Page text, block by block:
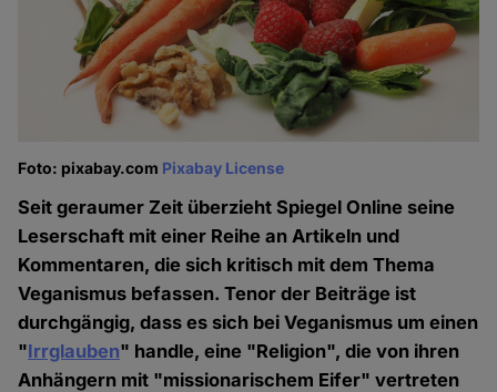
Foto: pixabay.com Pixabay License
Seit geraumer Zeit überzieht Spiegel Online seine
Leserschaft mit einer Reihe an Artikeln und
Kommentaren, die sich kritisch mit dem Thema
Veganismus befassen. Tenor der Beiträge ist
durchgängig, dass es sich bei Veganismus um einen
"Irrglauben" handle, eine "Religion", die von ihren
Anhängern mit "missionarischem Eifer" vertreten